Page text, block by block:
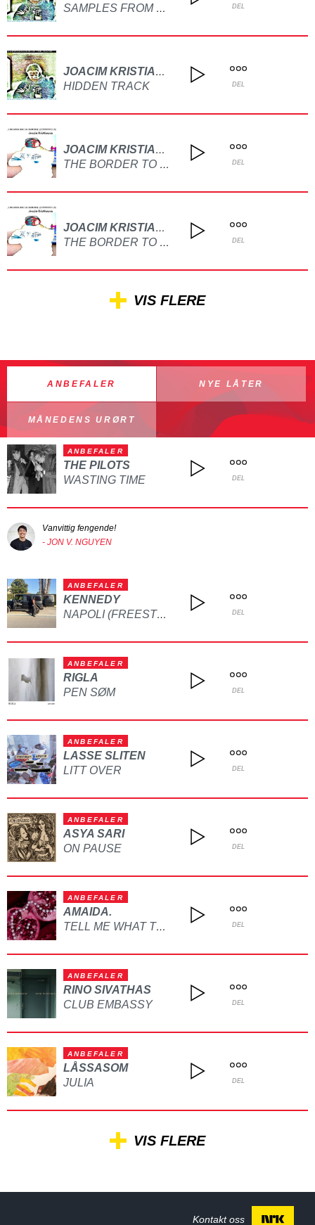
SAMPLES FROM MANIFESTATION OF THE TRUTH
DEL
JOACIM KRISTIANSEN
HIDDEN TRACK DEL
JOACIM KRISTIANSEN
THE BORDER TO ETERNITY (MEDLEY)
DEL
JOACIM KRISTIANSEN
THE BORDER TO ETERNITY
DEL
VIS FLERE
ANBEFALER NYE LÅTER
MÅNEDENS URØRT
ANBEFALER
THE PILOTS
WASTING TIME
DEL
Vanvittig fengende!
- JON V. NGUYEN
ANBEFALER
KENNEDY
NAPOLI (FREESTYLE) DEL
ANBEFALER
RIGLA
PEN SØM
DEL
ANBEFALER
LASSE SLITEN
LITT OVER
DEL
ANBEFALER
ASYA SARI
ON PAUSE
DEL
ANBEFALER
AMAIDA.
TELL ME WHAT TO DO DEL
ANBEFALER
RINO SIVATHAS
CLUB EMBASSY
DEL
ANBEFALER
LÅSSASOM
JULIA
DEL
VIS FLERE
Kontakt oss